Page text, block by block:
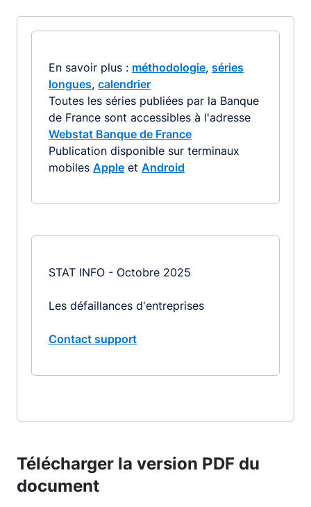
En savoir plus : méthodologie, séries
longues, calendrier
Toutes les séries publiées par la Banque
de France sont accessibles à l'adresse
Webstat Banque de France
Publication disponible sur terminaux
mobiles Apple et Android
STAT INFO - Octobre 2025
Les défaillances d'entreprises
Contact support
Télécharger la version PDF du
document